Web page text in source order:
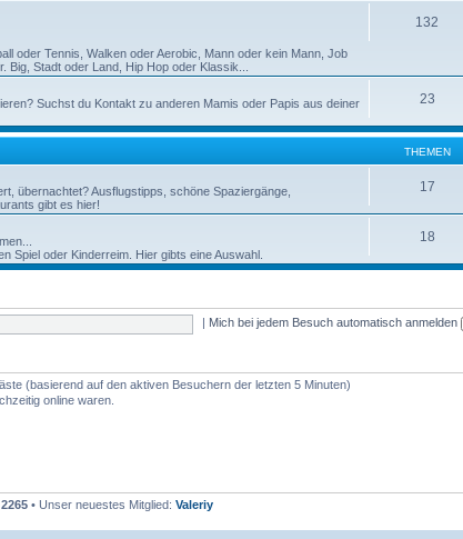
oder Tennis, Walken oder Aerobic, Mann oder kein Mann, Job
Stadt oder Land, Hip Hop oder Klassik...
132
Suchst du Kontakt zu anderen Mamis oder Papis aus deiner
23
THEMEN
übernachtet? Ausflugstipps, schöne Spaziergänge,
gibt es hier!
17
Spiel oder Kinderreim. Hier gibts eine Auswahl.
18
Mich bei jedem Besuch automatisch anmelden
(basierend auf den aktiven Besuchern der letzten 5 Minuten)
online waren.
2265 • Unser neuestes Mitglied: Valeriy